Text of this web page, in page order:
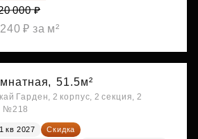
000 ₽
₽ за м²
51.5м²
Гарден, 2 корпус, 2 секция, 2
№218
1 кв 2027
Скидка